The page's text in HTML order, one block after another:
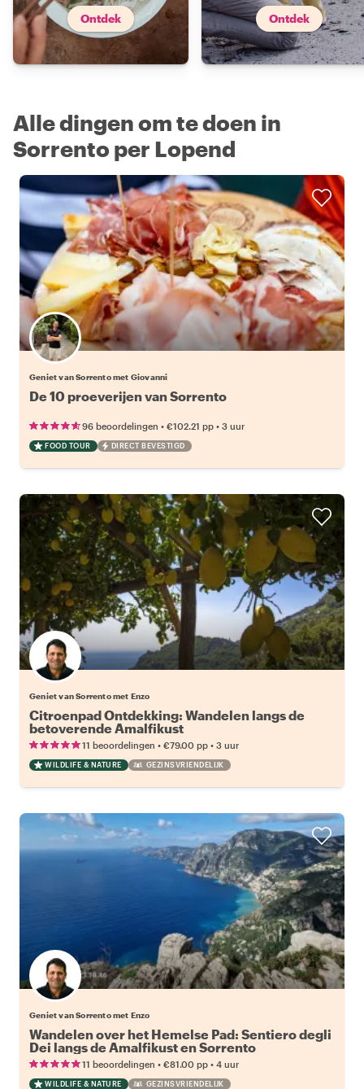
Ontdek
Ontdek
Alle dingen om te doen in
Sorrento per Lopend
Geniet van Sorrento met Giovanni
De 10 proeverijen van Sorrento
96 beoordelingen • €102.21 pp • 3 uur
FOOD TOUR DIRECT BEVESTIGD
Geniet van Sorrento met Enzo
Citroenpad Ontdekking: Wandelen langs de
betoverende Amalfikust
11 beoordelingen • €79.00 pp • 3 uur
WILDLIFE & NATURE GEZINSVRIENDELIJK
Geniet van Sorrento met Enzo
Wandelen over het Hemelse Pad: Sentiero degli
Dei langs de Amalfikust en Sorrento
11 beoordelingen • €81.00 pp • 4 uur
WILDLIFE & NATURE GEZINSVRIENDELIJK